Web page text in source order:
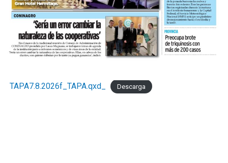
TAPA7.8.2026f_TAPA.qxd_ Descarga